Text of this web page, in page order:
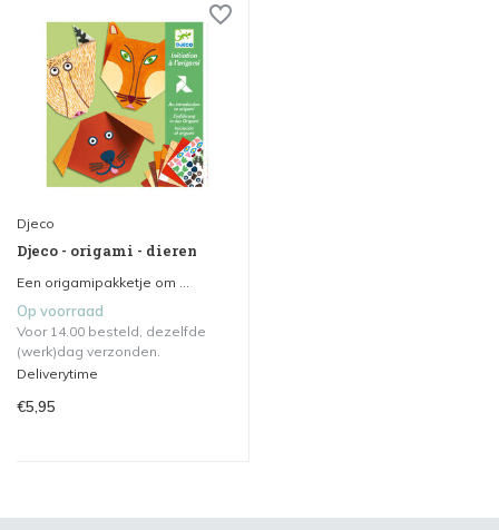
Djeco
Djeco - origami - dieren
Een origamipakketje om ...
Op voorraad
Voor 14.00 besteld, dezelfde
(werk)dag verzonden.
Deliverytime
€5,95